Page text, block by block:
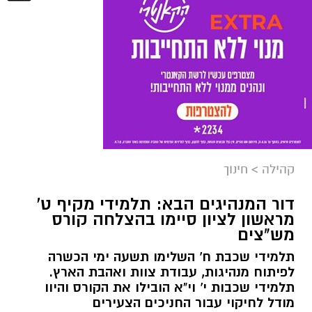
קהילה > חינוך
דור המנהיגים הבא: תלמידי מקיף ט'
מראשון לציון סיימו בהצלחה קורס
מש"צים
תלמידי שכבת ח' השלימו תשעה ימי הכשרה
לפיתוח מנהיגות, עבודת צוות ואהבת הארץ.
תלמידי שכבות י' וי"א הובילו את הקורס והיוו
מודל לחיקוי עבור החניכים הצעירים